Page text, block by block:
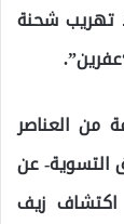
تهريب شحنة
من العناصر
التسوية- عن
زيف